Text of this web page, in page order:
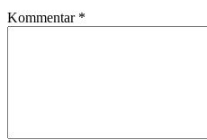
Kommentar *